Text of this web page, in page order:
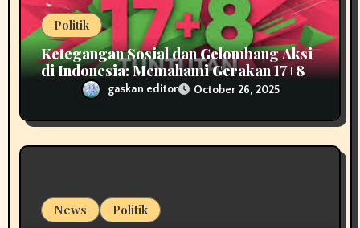
Politik
Ketegangan Sosial dan Gelombang Aksi
di Indonesia: Memahami Gerakan 17+8
Tuntutan Rakyat
gaskan editor October 26, 2025
News Politik